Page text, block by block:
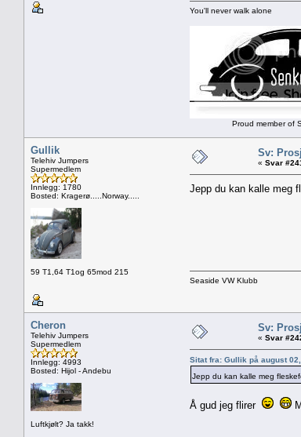
You'll never walk alone
Proud member of
Gullik
Telehiv Jumpers
Supermedlem
Innlegg: 1780
Bosted: Kragerø.....Norway.....
59 T1,64 T1og 65mod 215
Sv:
« Svar
Jepp du kan kalle meg
Seaside VW Klubb
Cheron
Telehiv Jumpers
Supermedlem
Innlegg: 4993
Bosted: Hijol - Andebu
Luftkjølt? Ja takk!
Sv:
« Svar
Sitat fra: Gullik på august
Jepp du kan kalle meg
Å gud jeg flirer